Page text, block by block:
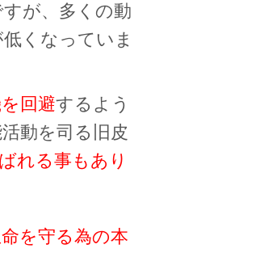
が、多くの動
くなっていま
回避するよう
動を司る旧皮
れる事もあり
を守る為の本